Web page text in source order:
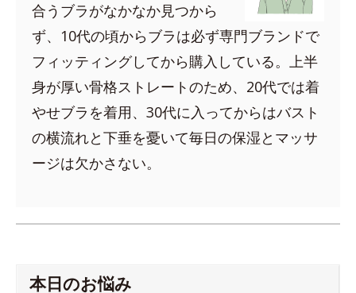
合うブラがなかなか見つから
ず、10代の頃からブラは必ず専門ブランドで
フィッティングしてから購入している。上半
身が厚い骨格ストレートのため、20代では着
やせブラを着用、30代に入ってからはバスト
の横流れと下垂を憂いて毎日の保湿とマッサ
ージは欠かさない。
本日のお悩み